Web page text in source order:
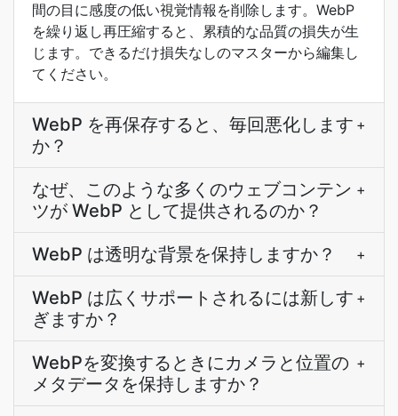
間の目に感度の低い視覚情報を削除します。WebP
を繰り返し再圧縮すると、累積的な品質の損失が生
じます。できるだけ損失なしのマスターから編集し
てください。
WebP を再保存すると、毎回悪化します
か？
+
なぜ、このような多くのウェブコンテン
ツが WebP として提供されるのか？
+
WebP は透明な背景を保持しますか？ +
WebP は広くサポートされるには新しす
ぎますか？
+
WebPを変換するときにカメラと位置の
メタデータを保持しますか？
+